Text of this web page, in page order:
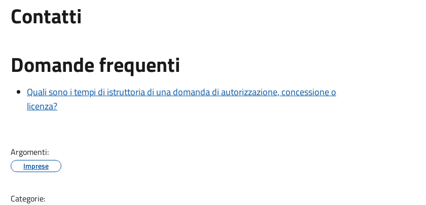
Contatti
Domande frequenti
Quali sono i tempi di istruttoria di una domanda di autorizzazione, concessione o
licenza?
Argomenti:
Imprese
Categorie: